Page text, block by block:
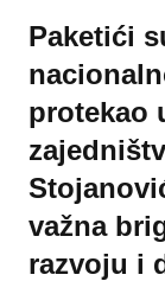
Paketići
protekao
važna
razvoju i